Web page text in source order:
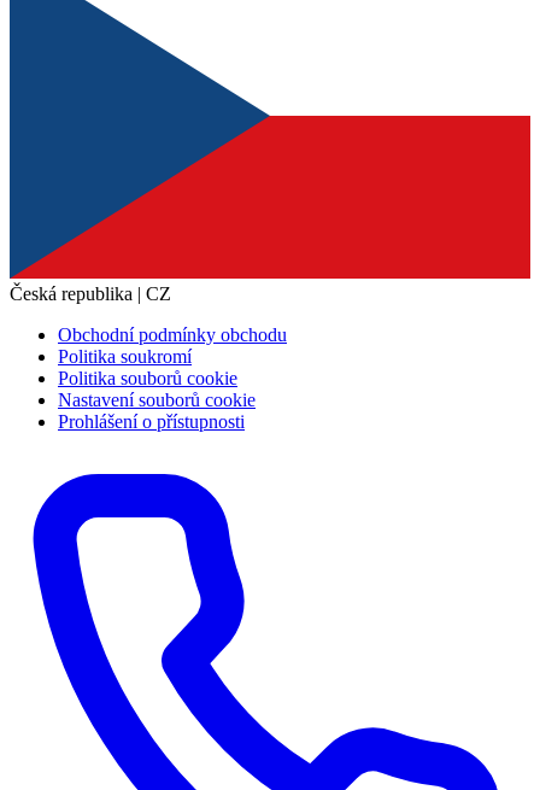
Česká republika | CZ
Obchodní podmínky obchodu
Politika soukromí
Politika souborů cookie
Nastavení souborů cookie
Prohlášení o přístupnosti